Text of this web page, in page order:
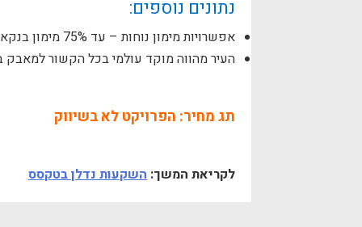
נתונים נוספים:
אפשרויות מימון נוחות – עד 75% מימון בנקאי אמריקאי.
העיר מהווה מוקד עולמי בכל הקשור
תג מחיר: הפרויקט לא בשיווק
לקריאת המשך: השקעות נדלן בטקסס